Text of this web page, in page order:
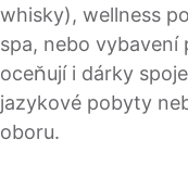
whisky), wellness
spa, nebo
oceňují i dárky
jazykové pobyty
oboru.